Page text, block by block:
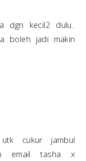
dgn kecil2 dulu..
boleh jadi makin
cukur jambul
email tasha x